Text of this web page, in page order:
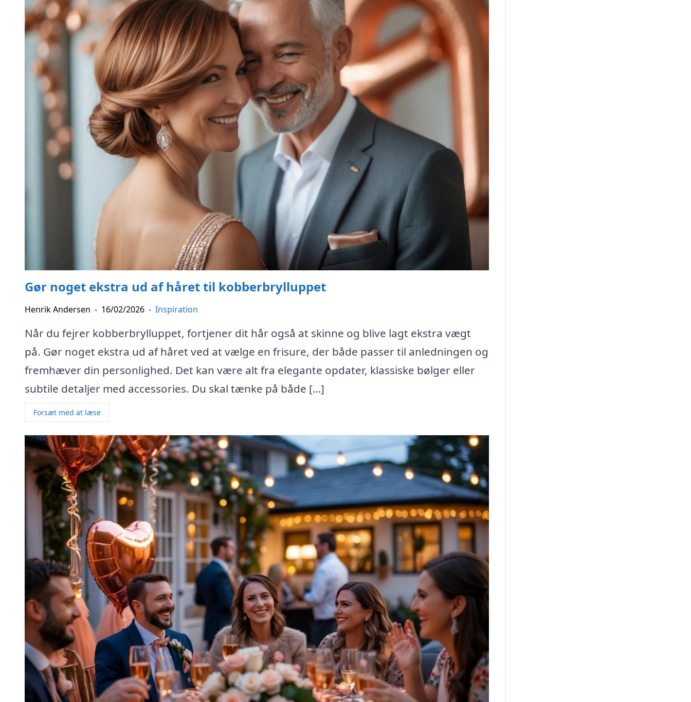
Gør noget ekstra ud af håret til kobberbrylluppet
Henrik Andersen - 16/02/2026 - Inspiration
Når du fejrer kobberbrylluppet, fortjener dit hår også at skinne og blive lagt ekstra vægt
på. Gør noget ekstra ud af håret ved at vælge en frisure, der både passer til anledningen og
fremhæver din personlighed. Det kan være alt fra elegante opdater, klassiske bølger eller
subtile detaljer med accessories. Du skal tænke på både […]
Forsæt med at læse